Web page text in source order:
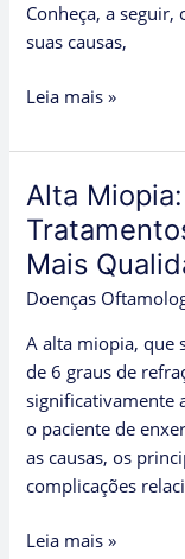
Conheça, a
suas causas,
Leia mais »
Alta
Mais
Doenças
A alta miopia, que
de 6 graus de
significativamente
o paciente de
as causas, os
complicações
Alta
Miopia:
Riscos,
Cuidados
e
Tratamentos
para
uma
Vida
com
Qualidade
Leia mais »